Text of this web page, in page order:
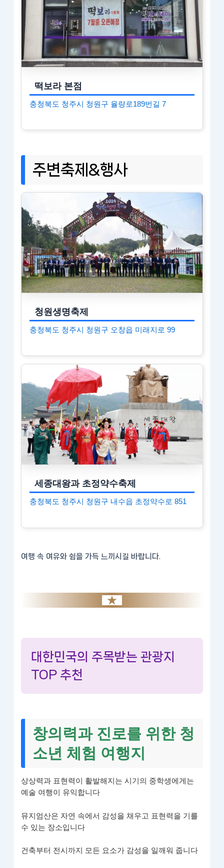
떡보라 본점
충청북도 청주시 청원구 율량로189번길 7
주변축제&행사
청원생명축제
충청북도 청주시 청원구 오창읍 미래지로 99
세종대왕과 초정약수축제
충청북도 청주시 청원구 내수읍 초정약수로 851
여행 속 여유와 쉼을 가득 느끼시길 바랍니다.
대한민국의 주목받는 관광지
TOP 추천
창의력과 진로를 위한 청
소년 체험 여행지
상상력과 표현력이 활발해지는 시기의 중학생에게는
예술 여행이 유익합니다
뮤지엄산은 자연 속에서 감성을 채우고 표현력을 기를
수 있는 장소입니다
건축부터 전시까지 모든 요소가 감성을 일깨워 줍니다